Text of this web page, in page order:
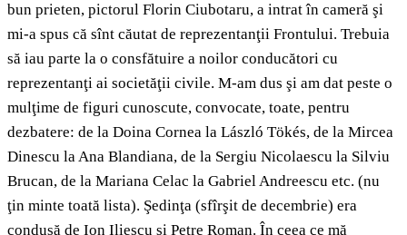
bun prieten, pictorul Florin Ciubotaru, a intrat în cameră şi
mi-a spus că sînt căutat de reprezentanţii Frontului. Trebuia
să iau parte la o consfătuire a noilor conducători cu
reprezentanţi ai societăţii civile. M-am dus şi am dat peste o
mulţime de figuri cunoscute, convocate, toate, pentru
dezbatere: de la Doina Cornea la László Tökés, de la Mircea
Dinescu la Ana Blandiana, de la Sergiu Nicolaescu la Silviu
Brucan, de la Mariana Celac la Gabriel Andreescu etc. (nu
ţin minte toată lista). Şedinţa (sfîrşit de decembrie) era
condusă de Ion Iliescu şi Petre Roman. În ceea ce mă